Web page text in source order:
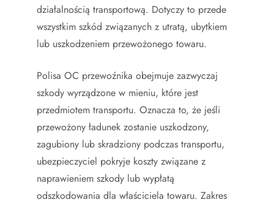
działalnością transportową. Dotyczy to przede
wszystkim szkód związanych z utratą, ubytkiem
lub uszkodzeniem przewożonego towaru.
Polisa OC przewoźnika obejmuje zazwyczaj
szkody wyrządzone w mieniu, które jest
przedmiotem transportu. Oznacza to, że jeśli
przewożony ładunek zostanie uszkodzony,
zagubiony lub skradziony podczas transportu,
ubezpieczyciel pokryje koszty związane z
naprawieniem szkody lub wypłatą
odszkodowania dla właściciela towaru. Zakres